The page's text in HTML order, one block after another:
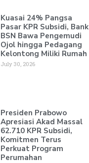
Kuasai 24% Pangsa
Pasar KPR Subsidi, Bank
BSN Bawa Pengemudi
Ojol hingga Pedagang
Kelontong Miliki Rumah
July 30, 2026
Presiden Prabowo
Apresiasi Akad Massal
62.710 KPR Subsidi,
Komitmen Terus
Perkuat Program
Perumahan